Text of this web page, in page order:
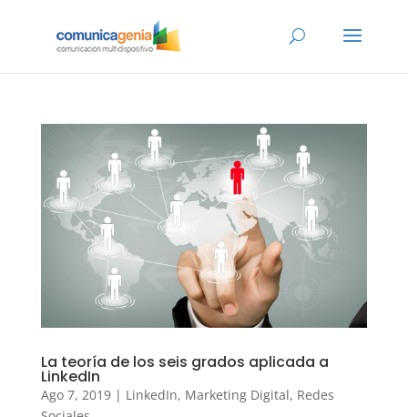
La teoría de los seis grados aplicada a
LinkedIn
Ago 7, 2019| LinkedIn, Marketing Digital, Redes